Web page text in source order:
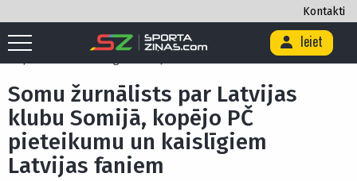
Kontakti
Ieiet
Sākums Ekskluzīvi / Somu žurnālists par Latvijas klubu Somijā, kopējo
Somu žurnālists par Latvijas
klubu Somijā, kopējo PČ
pieteikumu un kaislīgiem
Latvijas faniem